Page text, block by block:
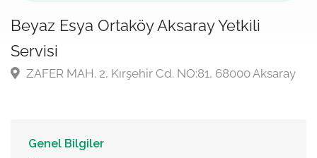
Beyaz Esya Ortaköy Aksaray Yetkili
Servisi
ZAFER MAH. 2, Kırşehir Cd. NO:81, 68000 Aksaray
Genel Bilgiler